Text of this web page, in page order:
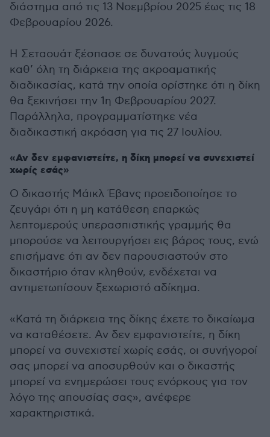
διάστημα από τις 13 Νοεμβρίου 2025 έως τις 18
Φεβρουαρίου 2026.
Η Σεταουάτ ξέσπασε σε δυνατούς λυγμούς
καθ’ όλη τη διάρκεια της ακροαματικής
διαδικασίας, κατά την οποία ορίστηκε ότι η δίκη
θα ξεκινήσει την 1η Φεβρουαρίου 2027.
Παράλληλα, προγραμματίστηκε νέα
διαδικαστική ακρόαση για τις 27 Ιουλίου.
«Αν δεν εμφανιστείτε, η δίκη μπορεί να συνεχιστεί
χωρίς εσάς»
Ο δικαστής Μάικλ Έβανς προειδοποίησε το
ζευγάρι ότι η μη κατάθεση επαρκώς
λεπτομερούς υπερασπιστικής γραμμής θα
μπορούσε να λειτουργήσει εις βάρος τους, ενώ
επισήμανε ότι αν δεν παρουσιαστούν στο
δικαστήριο όταν κληθούν, ενδέχεται να
αντιμετωπίσουν ξεχωριστό αδίκημα.
«Κατά τη διάρκεια της δίκης έχετε το δικαίωμα
να καταθέσετε. Αν δεν εμφανιστείτε, η δίκη
μπορεί να συνεχιστεί χωρίς εσάς, οι συνήγοροί
σας μπορεί να αποσυρθούν και ο δικαστής
μπορεί να ενημερώσει τους ενόρκους για τον
λόγο της απουσίας σας», ανέφερε
χαρακτηριστικά.